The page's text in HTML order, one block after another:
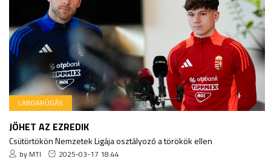
LABDARÚGÁS
JÖHET AZ EZREDIK
Csütörtökön Nemzetek Ligája osztályozó a törökök ellen
by MTI 2025-03-17 18:44